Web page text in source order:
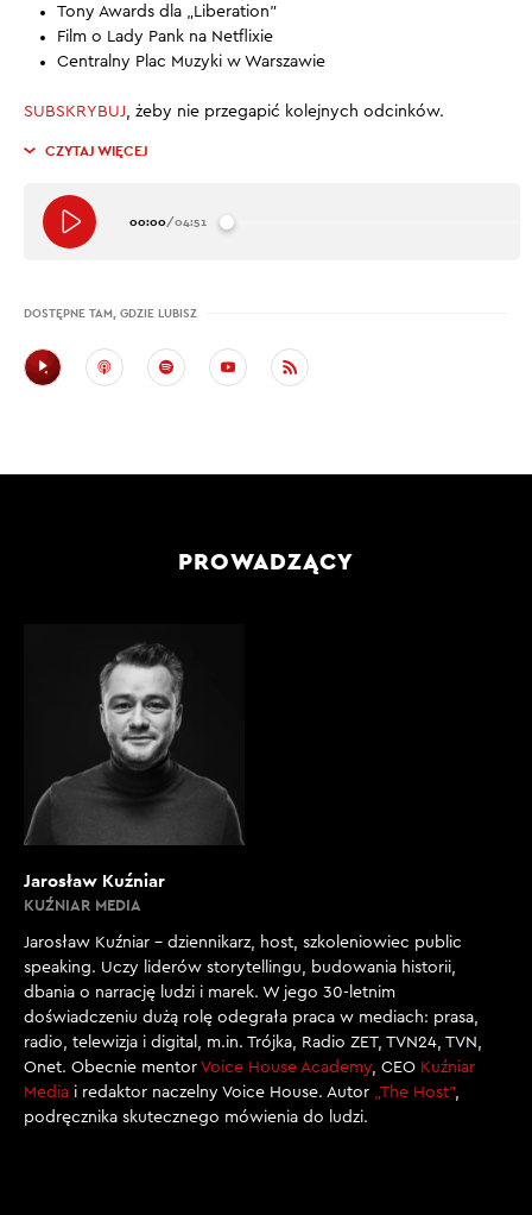
Tony Awards dla „Liberation”
Film o Lady Pank na Netflixie
Centralny Plac Muzyki w Warszawie
SUBSKRYBUJ, żeby nie przegapić kolejnych odcinków.
CZYTAJ WIĘCEJ
00:00/04:51
DOSTĘPNE TAM, GDZIE LUBISZ
PROWADZĄCY
Jarosław Kuźniar
KUŹNIAR MEDIA
Jarosław Kuźniar – dziennikarz, host, szkoleniowiec public
speaking. Uczy liderów storytellingu, budowania historii,
dbania o narrację ludzi i marek. W jego 30-letnim
doświadczeniu dużą rolę odegrała praca w mediach: prasa,
radio, telewizja i digital, m.in. Trójka, Radio ZET, TVN24, TVN,
Onet. Obecnie mentor Voice House Academy, CEO Kuźniar
Media i redaktor naczelny Voice House. Autor „The Host”,
podręcznika skutecznego mówienia do ludzi.